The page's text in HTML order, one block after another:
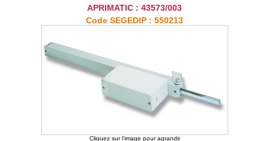
APRIMATIC : 43573/003
Code SEGEDIP : 550213
Cliquez sur l'image pour agrandir